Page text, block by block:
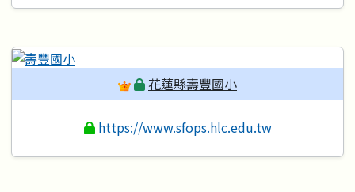
花蓮縣壽豐國小
https://www.sfops.hlc.edu.tw